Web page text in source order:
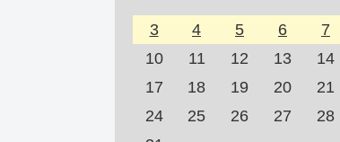
3
4 5 6 7
10
11 12 13 14
17
18 19 20 21
24
25 26 27 28